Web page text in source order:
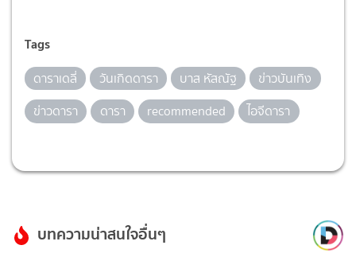
Tags
ดาราเดลี่ วันเกิดดารา บาส หัสณัฐ
ข่าวบันเทิง
ข่าวดารา
ดารา recommended ไอจีดารา
บทความน่าสนใจอื่นๆ